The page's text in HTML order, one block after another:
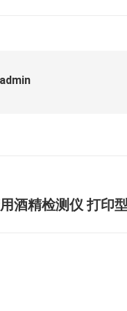
admin
酒精检测仪 打印型